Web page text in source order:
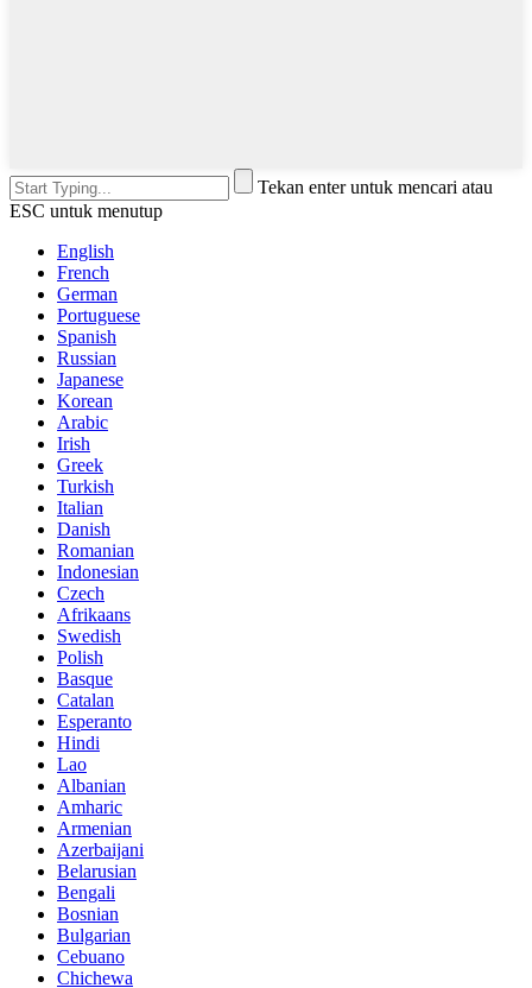
Tekan enter untuk mencari atau
ESC untuk menutup
English
French
German
Portuguese
Spanish
Russian
Japanese
Korean
Arabic
Irish
Greek
Turkish
Italian
Danish
Romanian
Indonesian
Czech
Afrikaans
Swedish
Polish
Basque
Catalan
Esperanto
Hindi
Lao
Albanian
Amharic
Armenian
Azerbaijani
Belarusian
Bengali
Bosnian
Bulgarian
Cebuano
Chichewa